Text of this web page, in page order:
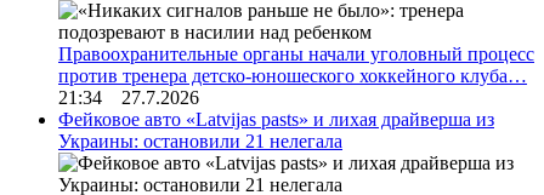
Правоохранительные органы начали уголовный процесс
против тренера детско-юношеского хоккейного клуба…
21:34 27.7.2026
Фейковое авто «Latvijas pasts» и лихая драйверша из
Украины: остановили 21 нелегала